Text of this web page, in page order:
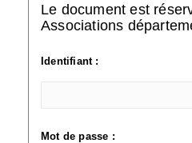
Le document est
Associations
Identifiant :
Mot de passe :